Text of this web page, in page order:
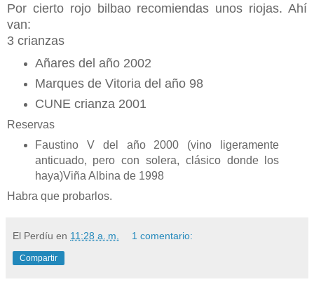
Por cierto rojo bilbao recomiendas unos riojas. Ahí
van:
3 crianzas
Añares del año 2002
Marques de Vitoria del año 98
CUNE crianza 2001
Reservas
Faustino V del año 2000 (vino ligeramente
anticuado, pero con solera, clásico donde los
haya)Viña Albina de 1998
Habra que probarlos.
El Perdíu en 11:28 a. m. 1 comentario:
Compartir